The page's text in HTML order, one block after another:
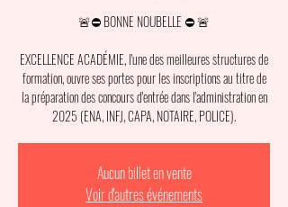
🚨⛔ BONNE NOUBELLE ⛔ 🚨
EXCELLENCE ACADÉMIE, l'une des meilleures structures de
formation, ouvre ses portes pour les inscriptions au titre de
la préparation des concours d'entrée dans l'administration en
2025 (ENA, INFJ, CAPA, NOTAIRE, POLICE).
Aucun billet en vente
Voir d'autres événements